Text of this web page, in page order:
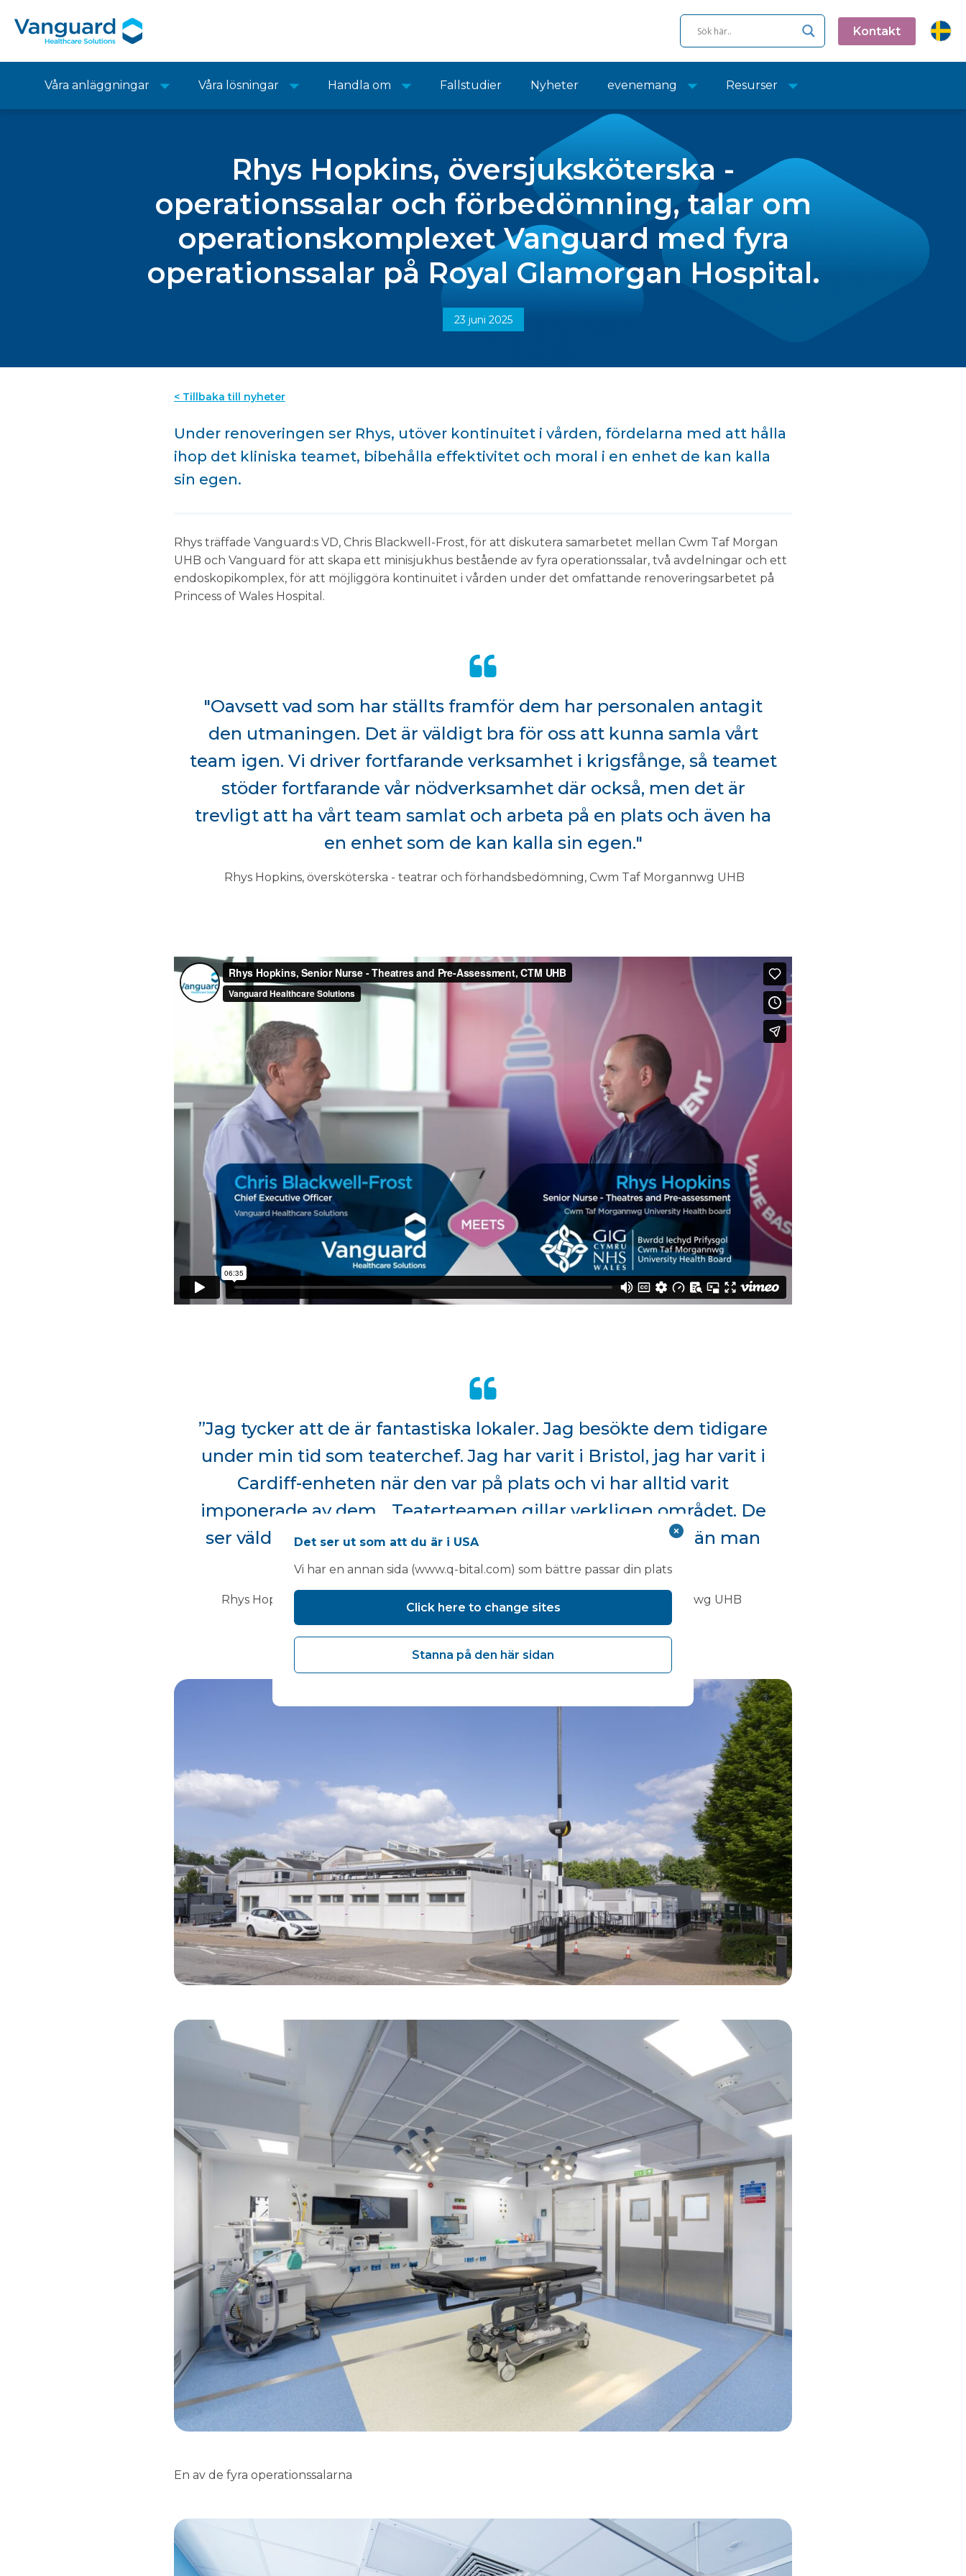
Kontakt
Våra anläggningar Våra lösningar Handla om Fallstudier Nyheter evenemang Resurser
Rhys Hopkins, översjuksköterska -
operationssalar och förbedömning, talar om
operationskomplexet Vanguard med fyra
operationssalar på Royal Glamorgan Hospital.
23 juni 2025
< Tillbaka till nyheter
Under renoveringen ser Rhys, utöver kontinuitet i vården, fördelarna med att hålla
ihop det kliniska teamet, bibehålla effektivitet och moral i en enhet de kan kalla
sin egen.
Rhys träffade Vanguard:s VD, Chris Blackwell-Frost, för att diskutera samarbetet mellan Cwm Taf Morgan
UHB och Vanguard för att skapa ett minisjukhus bestående av fyra operationssalar, två avdelningar och ett
endoskopikomplex, för att möjliggöra kontinuitet i vården under det omfattande renoveringsarbetet på
Princess of Wales Hospital.
"Oavsett vad som har ställts framför dem har personalen antagit
den utmaningen. Det är väldigt bra för oss att kunna samla vårt
team igen. Vi driver fortfarande verksamhet i krigsfånge, så teamet
stöder fortfarande vår nödverksamhet där också, men det är
trevligt att ha vårt team samlat och arbeta på en plats och även ha
en enhet som de kan kalla sin egen."
Rhys Hopkins, översköterska - teatrar och förhandsbedömning, Cwm Taf Morgannwg UHB
”Jag tycker att de är fantastiska lokaler. Jag besökte dem tidigare
under min tid som teaterchef. Jag har varit i Bristol, jag har varit i
Cardiff-enheten när den var på plats och vi har alltid varit
imponerade av dem... Teaterteamen gillar verkligen området. De
ser väldigt moderna ut. Det finns mycket mer utrymme än man
förväntar sig när man går in i dem också.”
Rhys Hopkins, översköterska - teatrar och förhandsbedömning, Cwm Taf Morgannwg UHB
En av de fyra operationssalarna
Det ser ut som att du är i USA
Vi har en annan sida (www.q-bital.com) som bättre passar din plats
Click here to change sites
Stanna på den här sidan